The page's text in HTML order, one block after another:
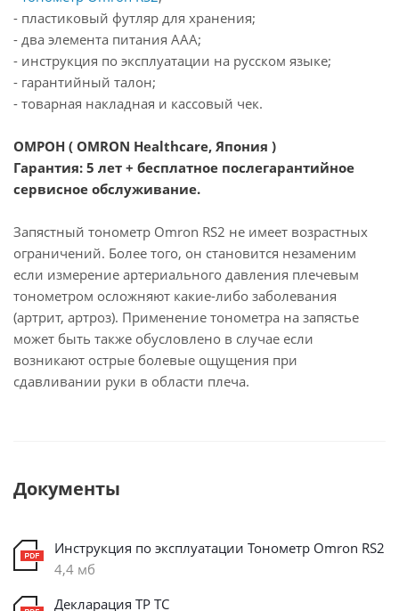
- пластиковый футляр для хранения;
- два элемента питания ААА;
- инструкция по эксплуатации на русском языке;
- гарантийный талон;
- товарная накладная и кассовый чек.
ОМРОН ( OMRON Healthcare, Япония )
Гарантия: 5 лет + бесплатное послегарантийное
сервисное обслуживание.
Запястный тонометр Omron RS2 не имеет возрастных
ограничений. Более того, он становится незаменим
если измерение артериального давления плечевым
тонометром осложняют какие-либо заболевания
(артрит, артроз). Применение тонометра на запястье
может быть также обусловлено в случае если
возникают острые болевые ощущения при
сдавливании руки в области плеча.
Документы
Инструкция по эксплуатации Тонометр Omron RS2
4,4 мб
Декларация ТР ТС